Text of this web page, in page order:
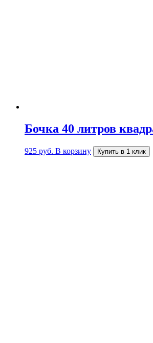
Бочка 40 литров
925 руб. В корзину Купить в 1 клик